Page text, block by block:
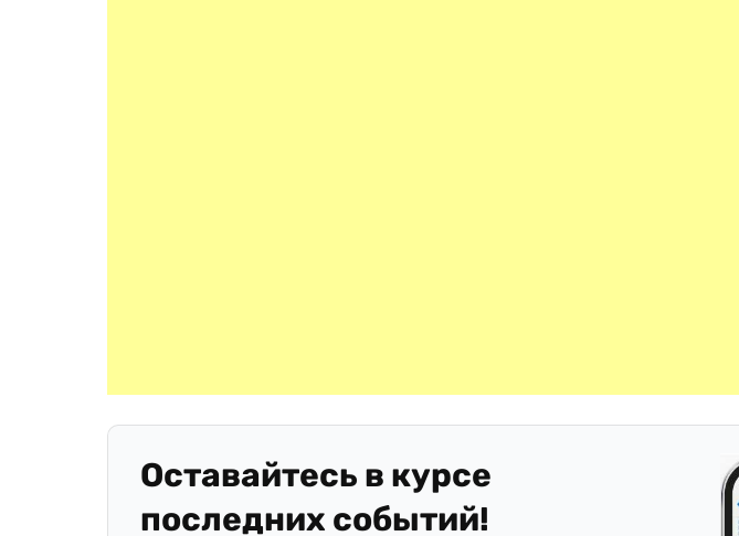
Оставайтесь в курсе
последних событий!